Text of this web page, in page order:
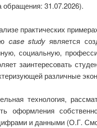
31.07.2026).
практических
case study является
социальную,
заинтересовать
различные
технология,
оформления
и данными (О.Г.